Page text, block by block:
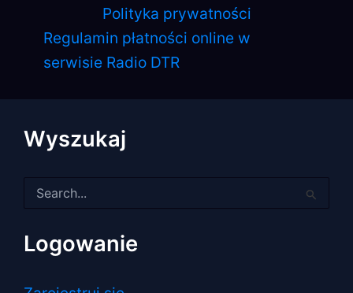
Polityka prywatności
Regulamin płatności online w
serwisie Radio DTR
Wyszukaj
dla:
Logowanie